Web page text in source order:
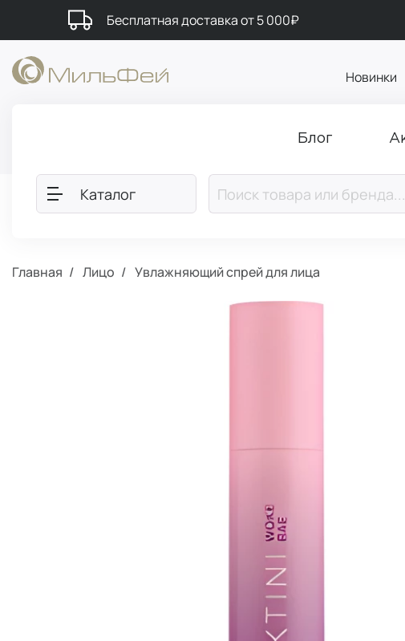
Бесплатная доставка от 5 000₽
Новинки
Блог
Каталог
Главная Лицо Увлажняющий спрей для лица